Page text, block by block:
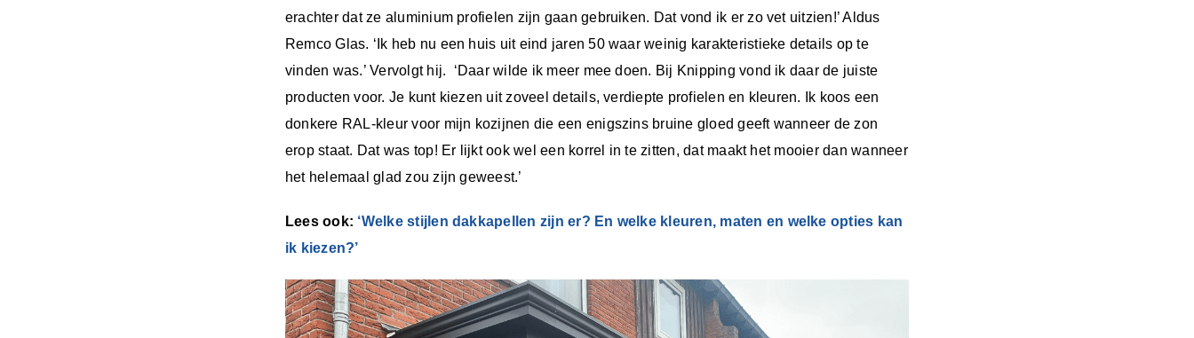
erachter dat ze aluminium profielen zijn gaan gebruiken. Dat vond ik er zo vet uitzien!’ Aldus
Remco Glas. ‘Ik heb nu een huis uit eind jaren 50 waar weinig karakteristieke details op te
vinden was.’ Vervolgt hij. ‘Daar wilde ik meer mee doen. Bij Knipping vond ik daar de juiste
producten voor. Je kunt kiezen uit zoveel details, verdiepte profielen en kleuren. Ik koos een
donkere RAL-kleur voor mijn kozijnen die een enigszins bruine gloed geeft wanneer de zon
erop staat. Dat was top! Er lijkt ook wel een korrel in te zitten, dat maakt het mooier dan wanneer
het helemaal glad zou zijn geweest.’
Lees ook: ‘Welke stijlen dakkapellen zijn er? En welke kleuren, maten en welke opties kan
ik kiezen?’